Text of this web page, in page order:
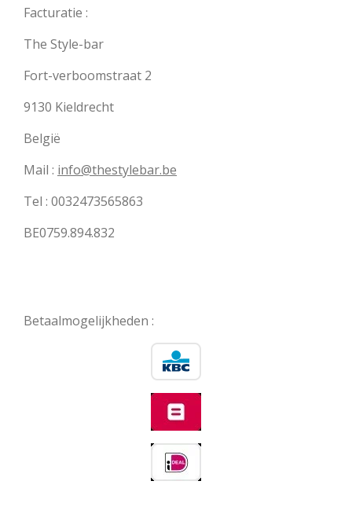
Facturatie :
The Style-bar
Fort-verboomstraat 2
9130 Kieldrecht
België
Mail : info@thestylebar.be
Tel : 0032473565863
BE0759.894.832
Betaalmogelijkheden :